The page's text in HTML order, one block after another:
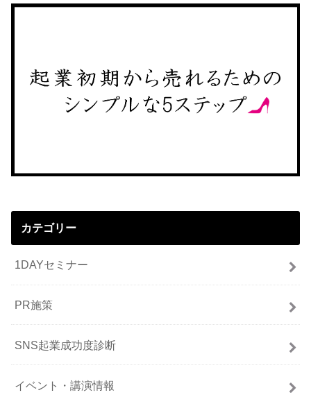
カテゴリー
1DAYセミナー
PR施策
SNS起業成功度診断
イベント・講演情報